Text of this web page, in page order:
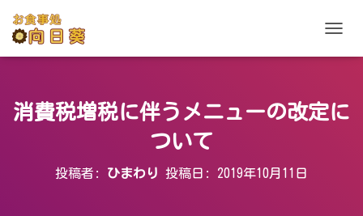
消費税増税に伴うメニューの改定に
ついて
投稿者: ひまわり 投稿日: 2019年10月11日